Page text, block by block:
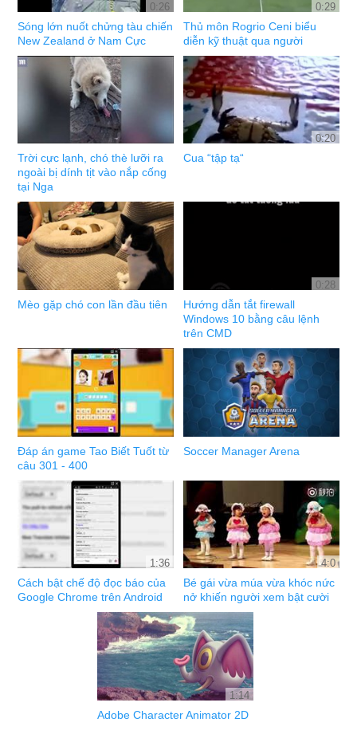
0:26
Sóng lớn nuốt chửng tàu chiến
New Zealand ở Nam Cực
0:29
Thủ môn Rogrio Ceni biểu
diễn kỹ thuật qua người
Trời cực lạnh, chó thè lưỡi ra
ngoài bị dính tịt vào nắp cống
tại Nga
0:20
Cua “tập tạ“
Mèo gặp chó con lần đầu tiên
0:28
Hướng dẫn tắt firewall
Windows 10 bằng câu lệnh
trên CMD
Đáp án game Tao Biết Tuốt từ
câu 301 - 400
Soccer Manager Arena
1:36
Cách bật chế độ đọc báo của
Google Chrome trên Android
4:0
Bé gái vừa múa vừa khóc nức
nở khiến người xem bật cười
1:14
Adobe Character Animator 2D